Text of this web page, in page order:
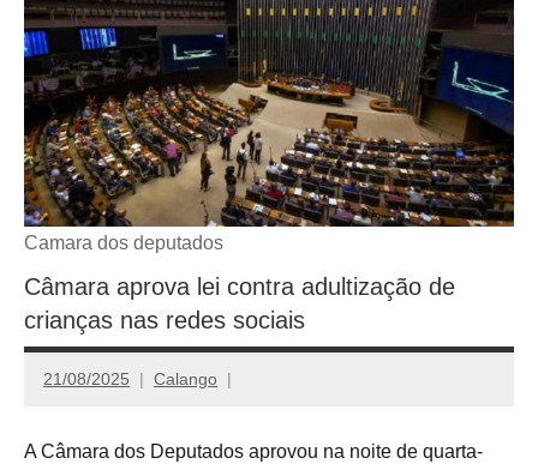
Camara dos deputados
Câmara aprova lei contra adultização de
crianças nas redes sociais
21/08/2025 Calango
A Câmara dos Deputados aprovou na noite de quarta-